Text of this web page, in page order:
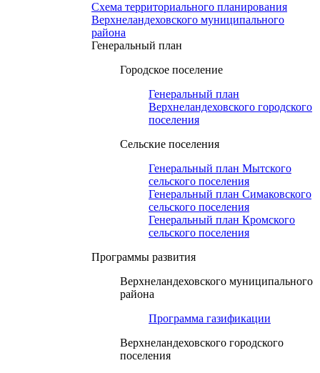
Схема территориального планирования
Верхнеландеховского муниципального
района
Генеральный план
Городское поселение
Генеральный план
Верхнеландеховского городского
поселения
Сельские поселения
Генеральный план Мытского
сельского поселения
Генеральный план Симаковского
сельского поселения
Генеральный план Кромского
сельского поселения
Программы развития
Верхнеландеховского муниципального
района
Программа газификации
Верхнеландеховского городского
поселения